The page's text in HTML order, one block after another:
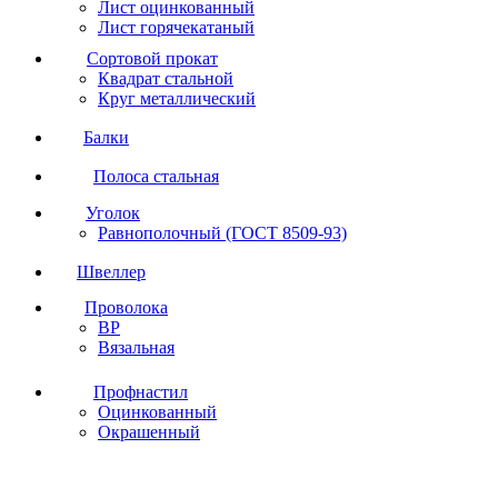
Лист оцинкованный
Лист горячекатаный
Сортовой прокат
Квадрат стальной
Круг металлический
Балки
Полоса стальная
Уголок
Равнополочный (ГОСТ 8509-93)
Швеллер
Проволока
ВР
Вязальная
Профнастил
Оцинкованный
Окрашенный